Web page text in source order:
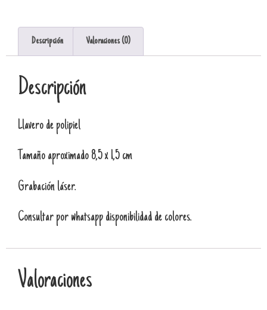
Descripción Valoraciones (0)
Descripción
Llavero de polipiel
Tamaño aproximado 8,5 x 1,5 cm
Grabación láser.
Consultar por whatsapp disponibilidad de colores.
Valoraciones